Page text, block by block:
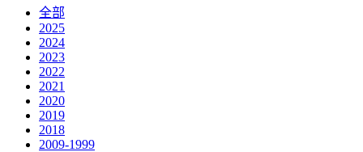
全部
2025
2024
2023
2022
2021
2020
2019
2018
2009-1999